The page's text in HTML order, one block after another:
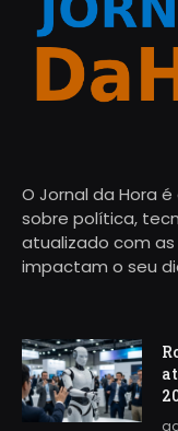
O Jornal da Hora
sobre política,
atualizado com
impactam o seu